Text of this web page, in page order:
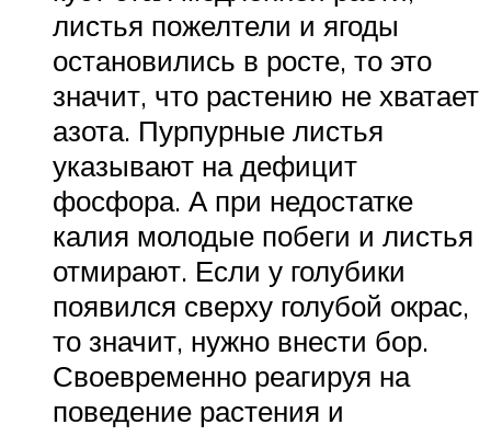
листья пожелтели и ягоды
остановились в росте, то это
значит, что растению не хватает
азота. Пурпурные листья
указывают на дефицит
фосфора. А при недостатке
калия молодые побеги и листья
отмирают. Если у голубики
появился сверху голубой окрас,
то значит, нужно внести бор.
Своевременно реагируя на
поведение растения и